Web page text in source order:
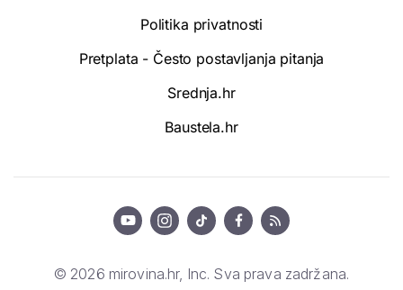
Politika privatnosti
Pretplata - Često postavljanja pitanja
Srednja.hr
Baustela.hr
© 2026 mirovina.hr, Inc. Sva prava zadržana.